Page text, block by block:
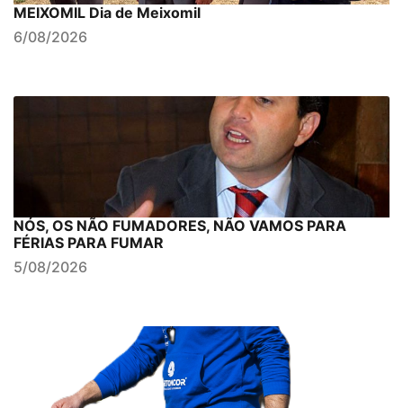
MEIXOMIL Dia de Meixomil
6/08/2026
NÓS, OS NÃO FUMADORES, NÃO VAMOS PARA
FÉRIAS PARA FUMAR
5/08/2026